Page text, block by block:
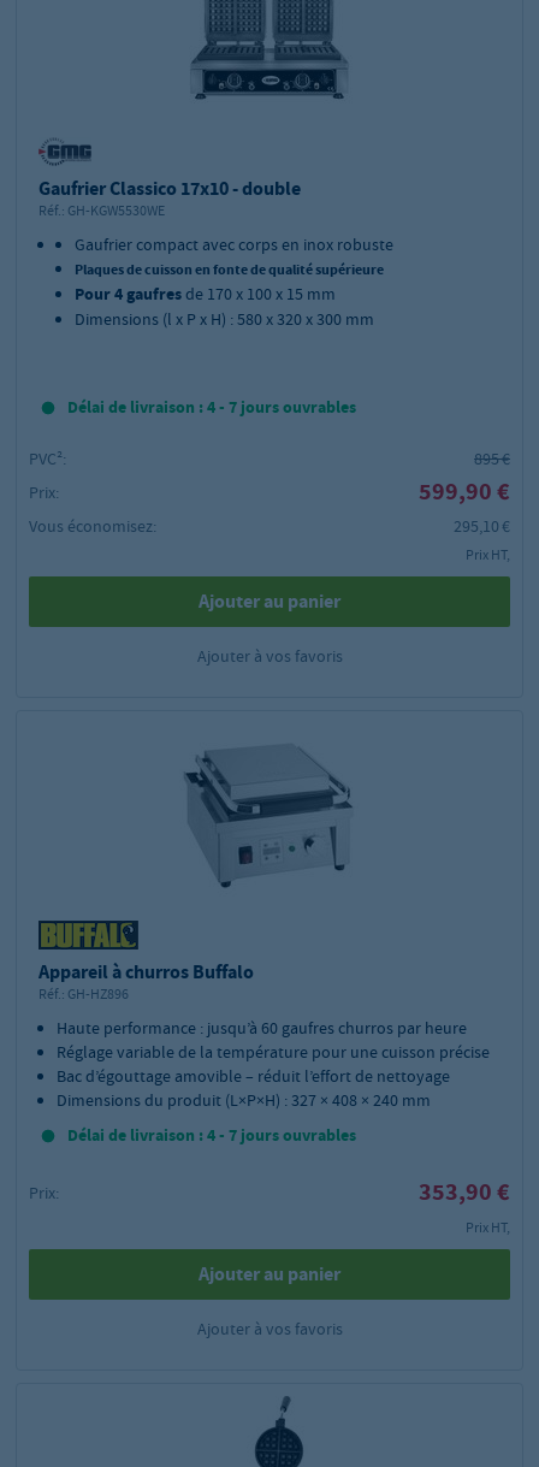
Gaufrier Classico 17x10 - double
Réf.: GH-KGW5530WE
Gaufrier compact avec corps en inox robuste
Plaques de cuisson en fonte de qualité supérieure
Pour 4 gaufresde 170 x 100 x 15 mm
Dimensions (l x P x H) : 580 x 320 x 300 mm
Délai de livraison : 4 - 7 jours ouvrables
PVC²:
895 €
Prix:
599,90 €
Vous économisez: 295,10 €
Prix HT,
Ajouter au panier
Ajouter à vos favoris
Appareil à churros Buffalo
Réf.: GH-HZ896
Haute performance : jusqu’à 60 gaufres churros par heure
Réglage variable de la température pour une cuisson précise
Bac d’égouttage amovible – réduit l’effort de nettoyage
Dimensions du produit (L×P×H) : 327 × 408 × 240 mm
Délai de livraison : 4 - 7 jours ouvrables
Prix: 353,90 €
Prix HT,
Ajouter au panier
Ajouter à vos favoris